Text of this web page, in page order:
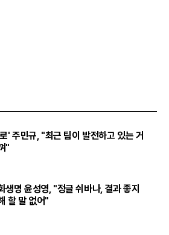
' 주민규, "최근 팀이 발전하고 있는 거
"
생명 윤성영, "정글 쉬바나, 결과 좋지
할 말 없어"